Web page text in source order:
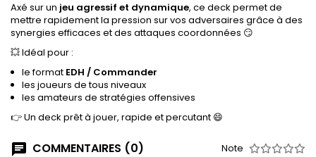
Axé sur un jeu agressif et dynamique, ce deck permet de
mettre rapidement la pression sur vos adversaires grâce à des
synergies efficaces et des attaques coordonnées 😏
💥 Idéal pour :
le format EDH / Commander
les joueurs de tous niveaux
les amateurs de stratégies offensives
👉 Un deck prêt à jouer, rapide et percutant 😄
COMMENTAIRES (0) Note